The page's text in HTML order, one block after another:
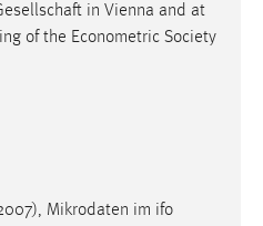
in Vienna and at
of the Econometric Society
Mikrodaten im ifo